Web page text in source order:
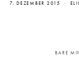
7. DEZEMBER 2015
BARE